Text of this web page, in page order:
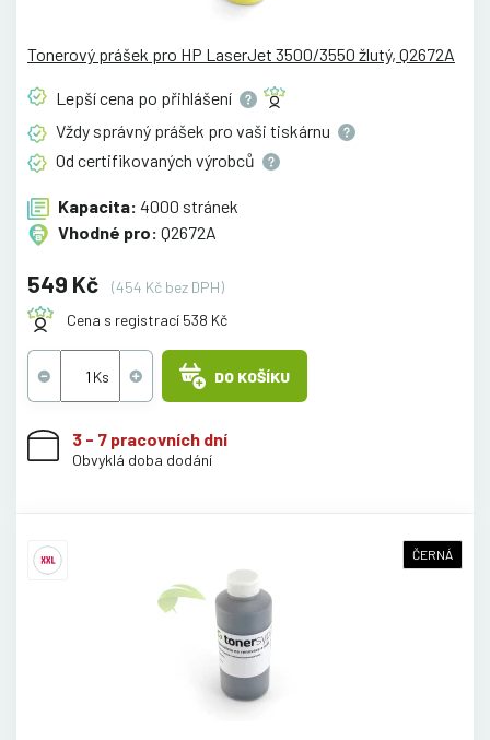
Tonerový prášek pro HP LaserJet 3500/3550 žlutý, Q2672A
Lepší cena po přihlášení
Vždy správný prášek pro vaši tiskárnu
Od certifikovaných výrobců
Kapacita: 4000 stránek
Vhodné pro: Q2672A
549 Kč
(454 Kč bez DPH)
Cena s registrací 538 Kč
DO KOŠÍKU
3 - 7 pracovních dní
Obvyklá doba dodání
ČERNÁ